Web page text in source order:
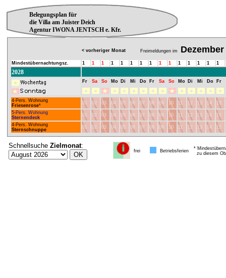
Belegungsplan für
die Villa am Juister Deich
Agentur IWONA JENTSCH e. Kfr.
< vorheriger Monat Freimeldungen im Dezember
Mindestübernachtungsz. 1 1 1 1 1 1 1 1 1 1 1 1 1 1 1
2028
Fr Sa So Mo Di Mi Do Fr Sa So Mo Di Mi Do Fr
4-Pers. Wohnung
Friesenrose* 01 02 03 04 05 06 07 08 09 10 11 12 13 14
15
5-Pers. Wohnung
Sternendeck
01 02 03 04 05 06 07 08 09 10 11 12 13 14
15
4-Pers. Wohnung
Sternschnuppe
01 02 03 04 05 06 07 08 09 10 11 12 13 14 15
Schnellsuche Zielmonat:
frei Betriebsferien
*
zu diesem